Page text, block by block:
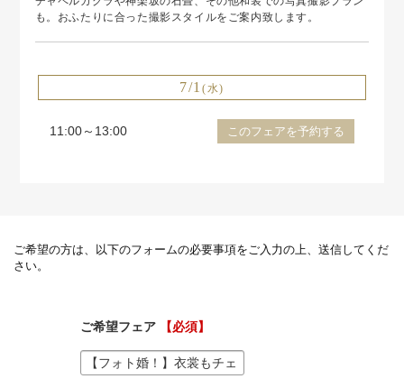
も。おふたりに合った撮影スタイルをご案内致します。
7/1 (水)
11:00～13:00 このフェアを予約する